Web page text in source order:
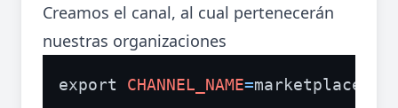
Creamos el canal, al cual pertenecerán
nuestras organizaciones
export CHANNEL_NAME=marketplace